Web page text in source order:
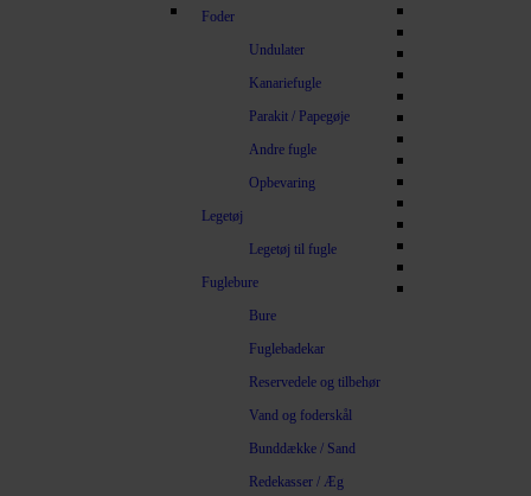
Foder
Undulater
Kanariefugle
Parakit / Papegøje
Andre fugle
Opbevaring
Legetøj
Legetøj til fugle
Fuglebure
Bure
Fuglebadekar
Reservedele og tilbehør
Vand og foderskål
Bunddække / Sand
Redekasser / Æg